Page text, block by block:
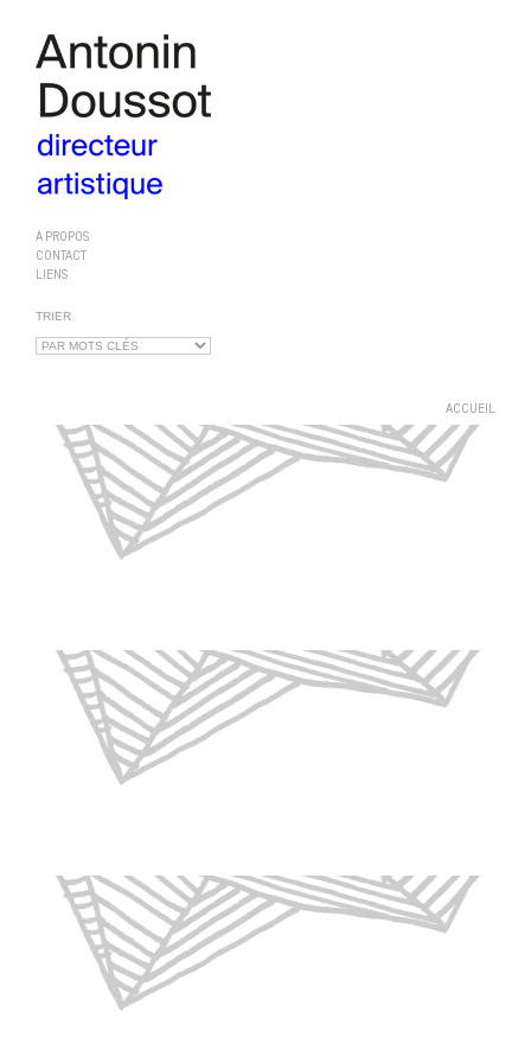
À PROPOS
CONTACT
LIENS
TRIER
ACCUEIL